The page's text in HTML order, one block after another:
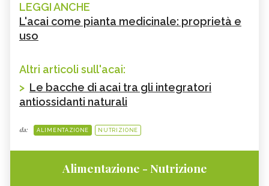
LEGGI ANCHE
L'acai come pianta medicinale: proprietà e
uso
Altri articoli sull'acai:
> Le bacche di acai tra gli integratori
antiossidanti naturali
da: ALIMENTAZIONE NUTRIZIONE
Alimentazione - Nutrizione